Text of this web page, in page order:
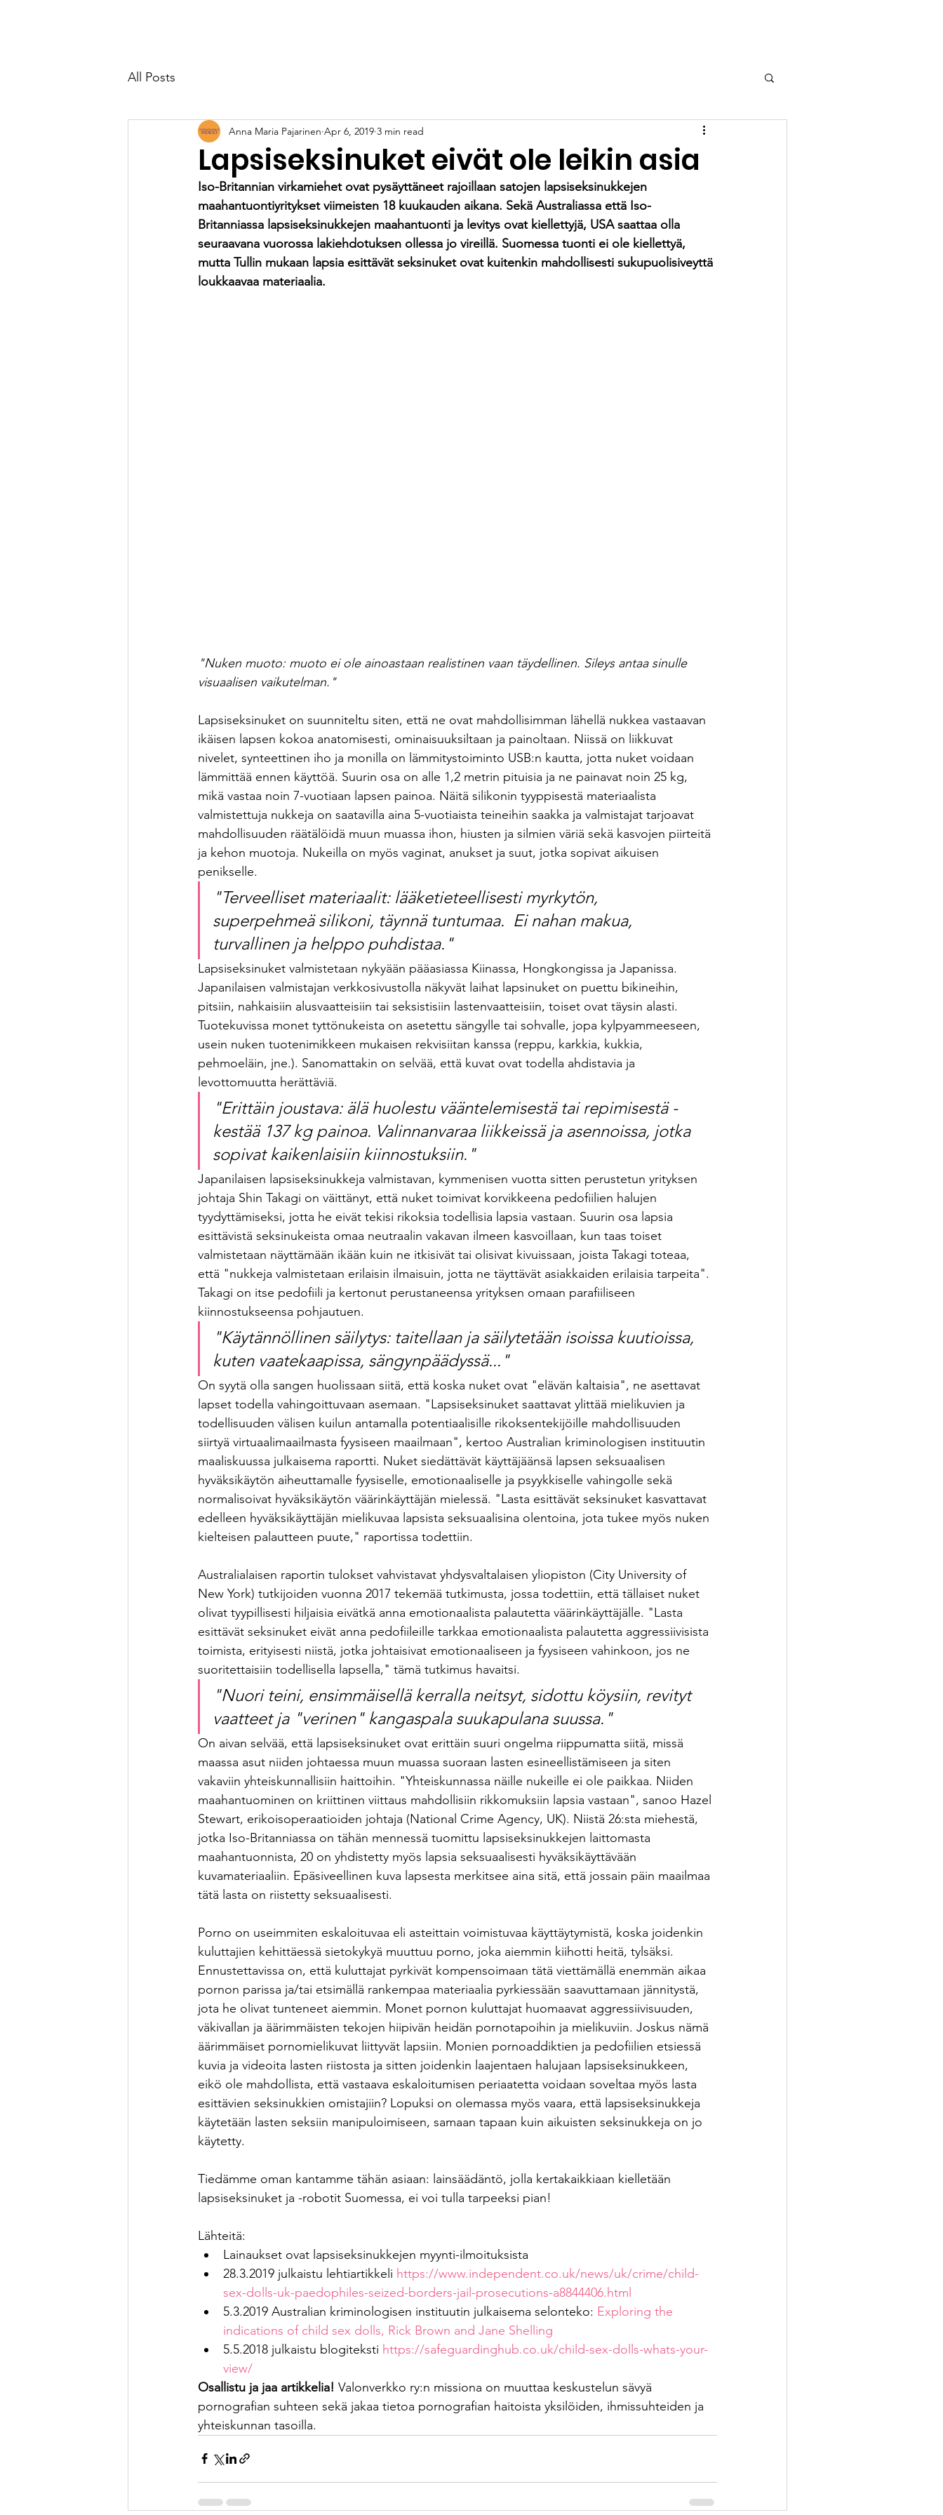
All Posts
Lapsiseksinuket eivät ole leikin asia
Anna Maria Pajarinen Apr 6, 2019 3 min read
Iso-Britannian virkamiehet ovat pysäyttäneet rajoillaan satojen lapsiseksinukkejen
maahantuontiyritykset viimeisten 18 kuukauden aikana. Sekä Australiassa että Iso-
Britanniassa lapsiseksinukkejen maahantuonti ja levitys ovat kiellettyjä, USA saattaa olla
seuraavana vuorossa lakiehdotuksen ollessa jo vireillä. Suomessa tuonti ei ole kiellettyä,
mutta Tullin mukaan lapsia esittävät seksinuket ovat kuitenkin mahdollisesti sukupuolisiveyttä
loukkaavaa materiaalia.
"Nuken muoto: muoto ei ole ainoastaan realistinen vaan täydellinen. Sileys antaa sinulle
visuaalisen vaikutelman."
Lapsiseksinuket on suunniteltu siten, että ne ovat mahdollisimman lähellä nukkea vastaavan
ikäisen lapsen kokoa anatomisesti, ominaisuuksiltaan ja painoltaan. Niissä on liikkuvat
nivelet, synteettinen iho ja monilla on lämmitystoiminto USB:n kautta, jotta nuket voidaan
lämmittää ennen käyttöä. Suurin osa on alle 1,2 metrin pituisia ja ne painavat noin 25 kg,
mikä vastaa noin 7-vuotiaan lapsen painoa. Näitä silikonin tyyppisestä materiaalista
valmistettuja nukkeja on saatavilla aina 5-vuotiaista teineihin saakka ja valmistajat tarjoavat
mahdollisuuden räätälöidä muun muassa ihon, hiusten ja silmien väriä sekä kasvojen piirteitä
ja kehon muotoja. Nukeilla on myös vaginat, anukset ja suut, jotka sopivat aikuisen
penikselle.
"Terveelliset materiaalit: lääketieteellisesti myrkytön,
superpehmeä silikoni, täynnä tuntumaa.  Ei nahan makua,
turvallinen ja helppo puhdistaa."
Lapsiseksinuket valmistetaan nykyään pääasiassa Kiinassa, Hongkongissa ja Japanissa.
Japanilaisen valmistajan verkkosivustolla näkyvät laihat lapsinuket on puettu bikineihin,
pitsiin, nahkaisiin alusvaatteisiin tai seksistisiin lastenvaatteisiin, toiset ovat täysin alasti.
Tuotekuvissa monet tyttönukeista on asetettu sängylle tai sohvalle, jopa kylpyammeeseen,
usein nuken tuotenimikkeen mukaisen rekvisiitan kanssa (reppu, karkkia, kukkia,
pehmoeläin, jne.). Sanomattakin on selvää, että kuvat ovat todella ahdistavia ja
levottomuutta herättäviä.
"Erittäin joustava: älä huolestu vääntelemisestä tai repimisestä -
kestää 137 kg painoa. Valinnanvaraa liikkeissä ja asennoissa, jotka
sopivat kaikenlaisiin kiinnostuksiin."
Japanilaisen lapsiseksinukkeja valmistavan, kymmenisen vuotta sitten perustetun yrityksen
johtaja Shin Takagi on väittänyt, että nuket toimivat korvikkeena pedofiilien halujen
tyydyttämiseksi, jotta he eivät tekisi rikoksia todellisia lapsia vastaan. Suurin osa lapsia
esittävistä seksinukeista omaa neutraalin vakavan ilmeen kasvoillaan, kun taas toiset
valmistetaan näyttämään ikään kuin ne itkisivät tai olisivat kivuissaan, joista Takagi toteaa,
että "nukkeja valmistetaan erilaisin ilmaisuin, jotta ne täyttävät ​​asiakkaiden erilaisia tarpeita".
Takagi on itse pedofiili ja kertonut perustaneensa yrityksen omaan parafiiliseen
kiinnostukseensa pohjautuen.
"Käytännöllinen säilytys: taitellaan ja säilytetään isoissa kuutioissa,
kuten vaatekaapissa, sängynpäädyssä..."
On syytä olla sangen huolissaan siitä, että koska nuket ovat "elävän kaltaisia", ne asettavat
lapset todella vahingoittuvaan asemaan. "Lapsiseksinuket saattavat ylittää mielikuvien ja
todellisuuden välisen kuilun antamalla potentiaalisille rikoksentekijöille mahdollisuuden
siirtyä virtuaalimaailmasta fyysiseen maailmaan", kertoo Australian kriminologisen instituutin
maaliskuussa julkaisema raportti. Nuket siedättävät käyttäjäänsä lapsen seksuaalisen
hyväksikäytön aiheuttamalle fyysiselle, emotionaaliselle ja psyykkiselle vahingolle sekä
normalisoivat hyväksikäytön väärinkäyttäjän mielessä. "Lasta esittävät seksinuket kasvattavat
edelleen hyväksikäyttäjän mielikuvaa lapsista seksuaalisina olentoina, jota tukee myös nuken
kielteisen palautteen puute," raportissa todettiin.
Australialaisen raportin tulokset vahvistavat yhdysvaltalaisen yliopiston (City University of
New York) tutkijoiden vuonna 2017 tekemää tutkimusta, jossa todettiin, että tällaiset nuket
olivat tyypillisesti hiljaisia eivätkä anna emotionaalista palautetta väärinkäyttäjälle. "Lasta
esittävät seksinuket eivät anna pedofiileille tarkkaa emotionaalista palautetta aggressiivisista
toimista, erityisesti niistä, jotka johtaisivat emotionaaliseen ja fyysiseen vahinkoon, jos ne
suoritettaisiin todellisella lapsella," tämä tutkimus havaitsi.
"Nuori teini, ensimmäisellä kerralla neitsyt, sidottu köysiin, revityt
vaatteet ja "verinen" kangaspala suukapulana suussa."
On aivan selvää, että lapsiseksinuket ovat erittäin suuri ongelma riippumatta siitä, missä
maassa asut niiden johtaessa muun muassa suoraan lasten esineellistämiseen ja siten
vakaviin yhteiskunnallisiin haittoihin. "Yhteiskunnassa näille nukeille ei ole paikkaa. Niiden
maahantuominen on kriittinen viittaus mahdollisiin rikkomuksiin lapsia vastaan", sanoo Hazel
Stewart, erikoisoperaatioiden johtaja (National Crime Agency, UK). Niistä 26:sta miehestä,
jotka Iso-Britanniassa on tähän mennessä tuomittu lapsiseksinukkejen laittomasta
maahantuonnista, 20 on yhdistetty myös lapsia seksuaalisesti hyväksikäyttävään
kuvamateriaaliin. Epäsiveellinen kuva lapsesta merkitsee aina sitä, että jossain päin maailmaa
tätä lasta on riistetty seksuaalisesti.
Porno on useimmiten eskaloituvaa eli asteittain voimistuvaa käyttäytymistä, koska joidenkin
kuluttajien kehittäessä sietokykyä muuttuu porno, joka aiemmin kiihotti heitä, tylsäksi.
Ennustettavissa on, että kuluttajat pyrkivät kompensoimaan tätä viettämällä enemmän aikaa
pornon parissa ja/tai etsimällä rankempaa materiaalia pyrkiessään saavuttamaan jännitystä,
jota he olivat tunteneet aiemmin. Monet pornon kuluttajat huomaavat aggressiivisuuden,
väkivallan ja äärimmäisten tekojen hiipivän heidän pornotapoihin ja mielikuviin. Joskus nämä
äärimmäiset pornomielikuvat liittyvät lapsiin. Monien pornoaddiktien ja pedofiilien etsiessä
kuvia ja videoita lasten riistosta ja sitten joidenkin laajentaen halujaan lapsiseksinukkeen,
eikö ole mahdollista, että vastaava eskaloitumisen periaatetta voidaan soveltaa myös lasta
esittävien seksinukkien omistajiin? Lopuksi on olemassa myös vaara, että lapsiseksinukkeja
käytetään lasten seksiin manipuloimiseen, samaan tapaan kuin aikuisten seksinukkeja on jo
käytetty.
Tiedämme oman kantamme tähän asiaan: lainsäädäntö, jolla kertakaikkiaan kielletään
lapsiseksinuket ja -robotit Suomessa, ei voi tulla tarpeeksi pian!
Lähteitä:
Lainaukset ovat lapsiseksinukkejen myynti-ilmoituksista
28.3.2019 julkaistu lehtiartikkeli https://www.independent.co.uk/news/uk/crime/child-
sex-dolls-uk-paedophiles-seized-borders-jail-prosecutions-a8844406.html
5.3.2019 Australian kriminologisen instituutin julkaisema selonteko: Exploring the
indications of child sex dolls, Rick Brown and Jane Shelling
5.5.2018 julkaistu blogiteksti https://safeguardinghub.co.uk/child-sex-dolls-whats-your-
view/
Osallistu ja jaa artikkelia! Valonverkko ry:n missiona on muuttaa keskustelun sävyä
pornografian suhteen sekä jakaa tietoa pornografian haitoista yksilöiden, ihmissuhteiden ja
yhteiskunnan tasoilla.